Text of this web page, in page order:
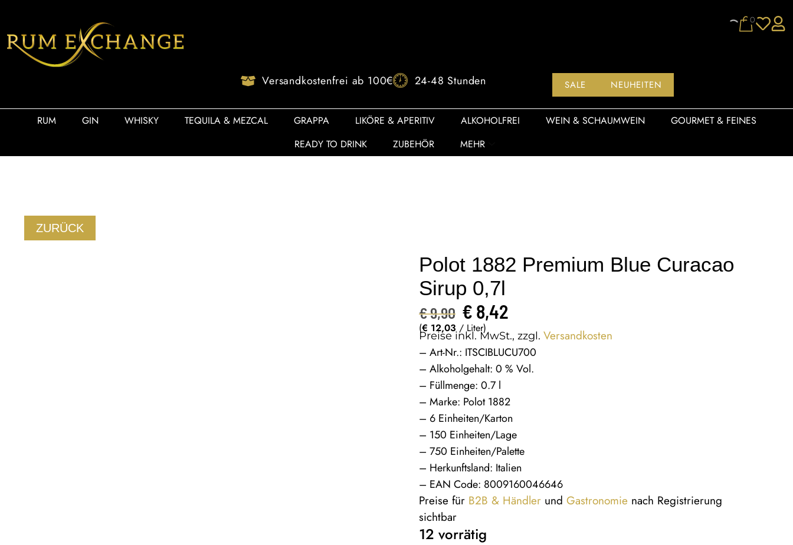
0
Versandkostenfrei ab 100€ 24-48 Stunden SALE NEUHEITEN
RUM GIN WHISKY TEQUILA & MEZCAL GRAPPA LIKÖRE & APERITIV ALKOHOLFREI WEIN & SCHAUMWEIN
GOURMET & FEINES
READY TO DRINK
ZUBEHÖR MEHR
Polot 1882 Premium Blue Curacao
Sirup 0,7l
€9,90 € 8,42
(€ 12,03 / Liter)
Preise inkl. MwSt., zzgl.Versandkosten
– Art-Nr.: ITSCIBLUCU700
– Alkoholgehalt: 0 % Vol.
– Füllmenge: 0.7 l
– Marke: Polot 1882
– 6 Einheiten/Karton
– 150 Einheiten/Lage
– 750 Einheiten/Palette
– Herkunftsland: Italien
– EAN Code: 8009160046646
Preise für B2B & Händler undGastronomie nach Registrierung
sichtbar
12 vorrätig